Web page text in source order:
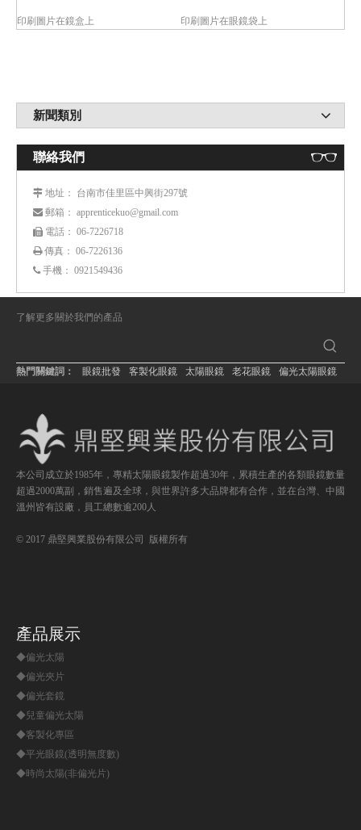
印刷圖片在鏡盒上 印刷圖片在眼鏡袋上
新聞類別
聯絡我們
 地址 ： 台南市佳里區中興街297號
 郵箱 ： apprenticekuo@gmail.com
 電話 ： 06-7226718
傳真： 06-7226136
 手機： 0921549436
了解更多關於我們的產品
熱門關鍵詞： 眼鏡批發 客製化眼鏡 太陽眼鏡 老花眼鏡 偏光太陽眼鏡
本公司成立於1985年，專精太陽眼鏡製作超過30年，累積生產的各類眼鏡數量
超過2000萬副，銷售遍及全球，與世界許多大品牌都有合作，並在台灣、中國
溫州皆有設廠，員工總數逾200人
© 2017 鼎堅興業股份有限公司 版權所有
產品展示
◆偏光太陽
◆偏光夾片
◆偏光套鏡
◆兒童偏光太陽
◆客製化專區
◆平光眼鏡(透明無度數)
◆時尚太陽(非偏光片)